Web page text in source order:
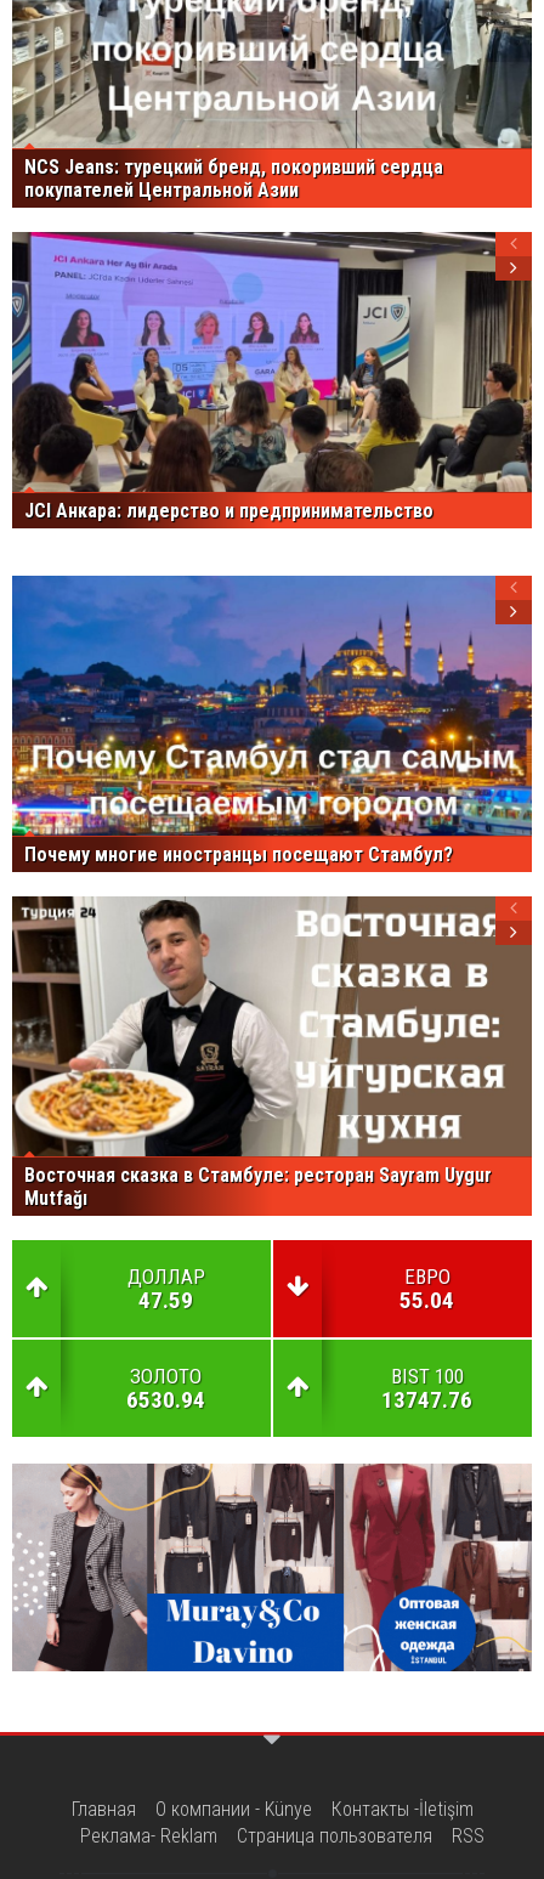
NCS Jeans: турецкий бренд, покоривший сердца
покупателей Центральной Азии
JCI Анкара: лидерство и предпринимательство
Почему многие иностранцы посещают Стамбул?
Восточная сказка в Стамбуле: ресторан Sayram Uygur
Mutfağı
ДОЛЛАР
47.59
ЕВРО
55.04
ЗОЛОТО
6530.94
BIST 100
13747.76
Главная О компании - Künye
Контакты -İletişim
Реклама- Reklam
Страница пользователя RSS